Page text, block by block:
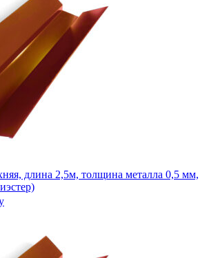
длина 2,5м, толщина металла 0,5 мм,